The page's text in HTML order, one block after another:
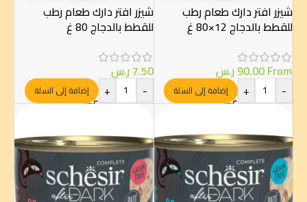
شيزر افتر دارك طعام رطب
للقطط بالدجاج 12×80 غ
From
90.00ر.س
-
+ إضافة إلى السلة
شيزر افتر دارك طعام رطب
للقطط بالدجاج 80 غ
7.50ر.س
-
+ إضافة إلى السلة